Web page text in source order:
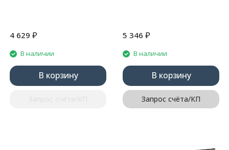
4 629 ₽
В наличии
В корзину
5 346 ₽
В наличии
В корзину
Запрос счёта/КП